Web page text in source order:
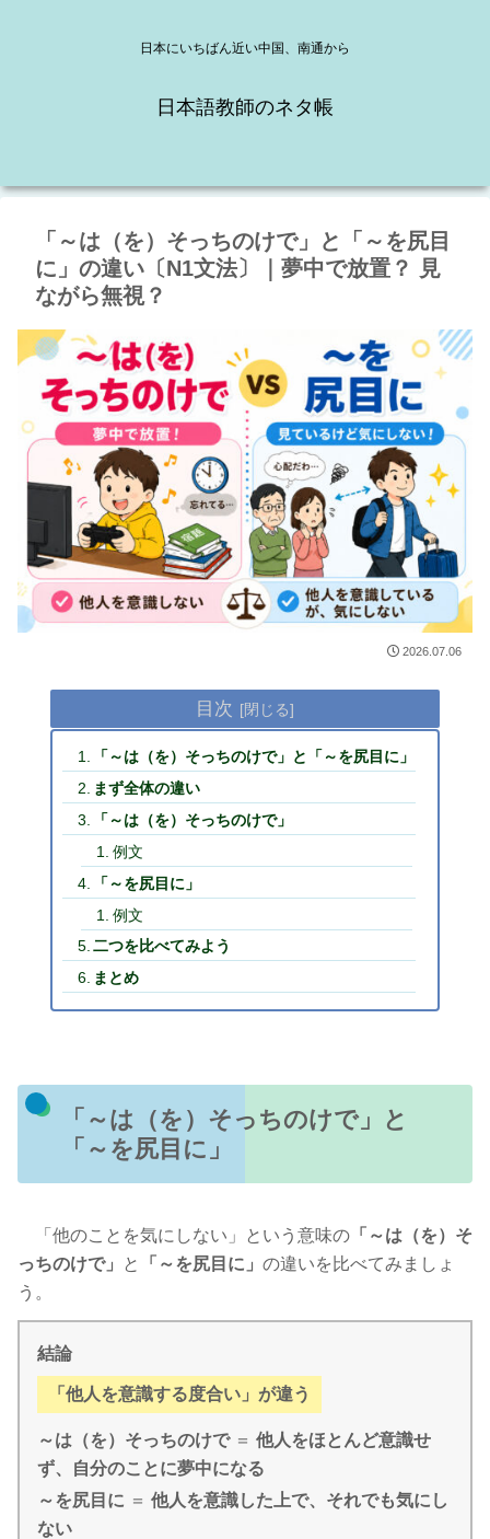
日本にいちばん近い中国、南通から
日本語教師のネタ帳
「～は（を）そっちのけで」と「～を尻目
に」の違い〔N1文法〕｜夢中で放置？ 見
ながら無視？
2026.07.06
目次
「～は（を）そっちのけで」と「～を尻目に」
まず全体の違い
「～は（を）そっちのけで」
例文
「～を尻目に」
例文
二つを比べてみよう
まとめ
「～は（を）そっちのけで」と
「～を尻目に」
「他のことを気にしない」という意味の 「～は（を）そ
っちのけで」
と 「～を尻目に」 の違いを比べてみましょ
う。
結論
「他人を意識する度合い」が違う
～は（を）そっちのけで＝ 他人をほとんど意識せ
ず、自分のことに夢中になる
～を尻目に ＝ 他人を意識した上で、それでも気にし
ない